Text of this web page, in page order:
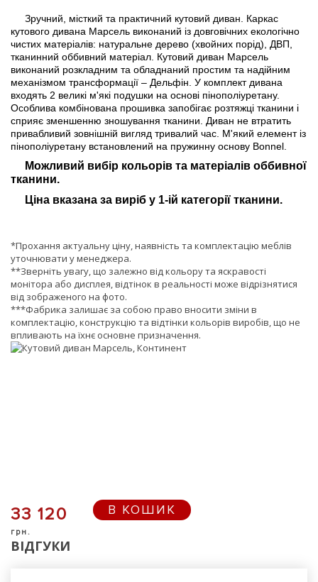
Зручний, місткий та практичний кутовий диван. Каркас
кутового дивана Марсель виконаний із довговічних екологічно
чистих матеріалів: натуральне дерево (хвойних порід), ДВП,
тканинний оббивний матеріал. Кутовий диван Марсель
виконаний розкладним та обладнаний простим та надійним
механізмом трансформації – Дельфін. У комплект дивана
входять 2 великі м'які подушки на основі пінополіуретану.
Особлива комбінована прошивка запобігає розтяжці тканини і
сприяє зменшенню зношування тканини. Диван не втратить
привабливий зовнішній вигляд тривалий час. М'який елемент із
пінополіуретану встановлений на пружинну основу Bonnel.
Можливий вибір кольорів та матеріалів оббивної
тканини.
Ціна вказана за виріб у 1-ій категорії тканини.
*Прохання актуальну ціну, наявність та комплектацію меблів
уточнювати у менеджера.
**Зверніть увагу, що залежно від кольору та яскравості
монітора або дисплея, відтінок в реальності може відрізнятися
від зображеного на фото.
***Фабрика залишає за собою право вносити зміни в
комплектацію, конструкцію та відтінки кольорів виробів, що не
впливають на їхнє основне призначення.
33 120
грн.
В КОШИК
ВІДГУКИ